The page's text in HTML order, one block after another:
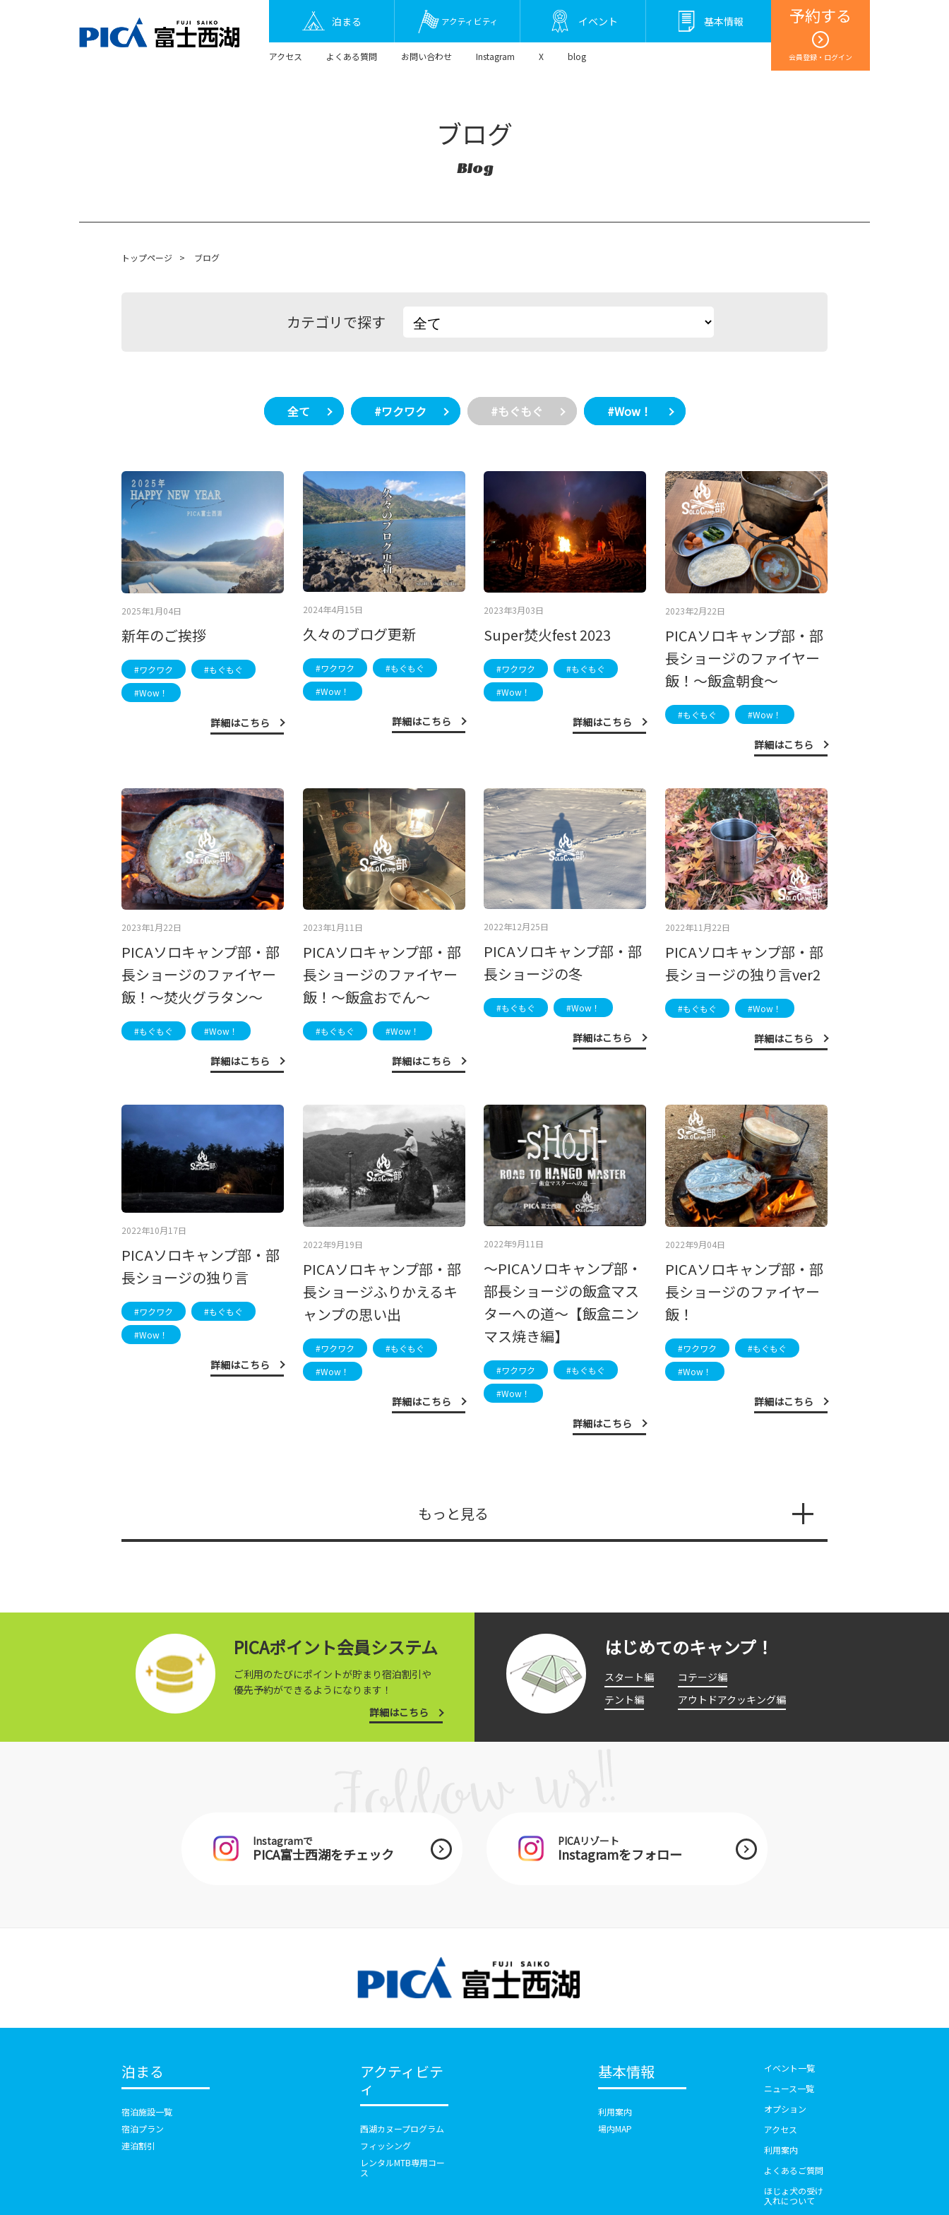
予約する
会員登録・ログイン
泊まる アクティビティ イベント 基本情報
アクセス よくある質問 お問い合わせ Instagram X blog
ブログ
Blog
トップページ > ブログ
カテゴリで探す
全て #ワクワク #もぐもぐ #Wow！
2025年1月04日
新年のご挨拶
#ワクワク
#もぐもぐ
#Wow！
詳細はこちら
2024年4月15日
久々のブログ更新
#ワクワク
#もぐもぐ
#Wow！
詳細はこちら
2023年3月03日
Super焚火fest 2023
#ワクワク
#もぐもぐ
#Wow！
詳細はこちら
2023年2月22日
PICAソロキャンプ部・部
長ショージのファイヤー
飯！～飯盒朝食～
#もぐもぐ #Wow！
詳細はこちら
2023年1月22日
PICAソロキャンプ部・部
長ショージのファイヤー
飯！～焚火グラタン～
#もぐもぐ #Wow！
詳細はこちら
2023年1月11日
PICAソロキャンプ部・部
長ショージのファイヤー
飯！～飯盒おでん～
#もぐもぐ #Wow！
詳細はこちら
2022年12月25日
PICAソロキャンプ部・部
長ショージの冬
#もぐもぐ #Wow！
詳細はこちら
2022年11月22日
PICAソロキャンプ部・部
長ショージの独り言ver2
#もぐもぐ #Wow！
詳細はこちら
2022年10月17日
PICAソロキャンプ部・部
長ショージの独り言
#ワクワク
#もぐもぐ
#Wow！
詳細はこちら
2022年9月19日
PICAソロキャンプ部・部
長ショージふりかえるキ
ャンプの思い出
#ワクワク
#もぐもぐ
#Wow！
詳細はこちら
2022年9月11日
～PICAソロキャンプ部・
部長ショージの飯盒マス
ターへの道～【飯盒ニン
マス焼き編】
#ワクワク
#もぐもぐ
#Wow！
詳細はこちら
2022年9月04日
PICAソロキャンプ部・部
長ショージのファイヤー
飯！
#ワクワク
#もぐもぐ
#Wow！
詳細はこちら
もっと見る
PICAポイント会員システム
ご利用のたびにポイントが貯まり宿泊割引や
優先予約ができるようになります！
詳細はこちら
はじめてのキャンプ！
スタート編
コテージ編
テント編
アウトドアクッキング編
Instagramで
PICA富士西湖をチェック
PICAリゾート
Instagramをフォロー
泊まる
宿泊施設一覧
宿泊プラン
連泊割引
アクティビテ
ィ
西湖カヌープログラム
フィッシング
レンタルMTB専用コー
ス
基本情報
利用案内
場内MAP
イベント一覧
ニュース一覧
オプション
アクセス
利用案内
よくあるご質問
ほじょ犬の受け
入れについて